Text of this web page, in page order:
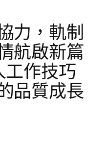
力，軌制
航啟新篇
作技巧
品質成長